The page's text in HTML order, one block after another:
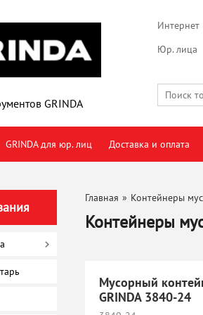
GRINDA
Интернет
Юр. лица
GRINDA для юр. лиц Доставка и оплата
Главная » Контейнеры
Контейнеры
Мусорный
GRINDA 3840-24